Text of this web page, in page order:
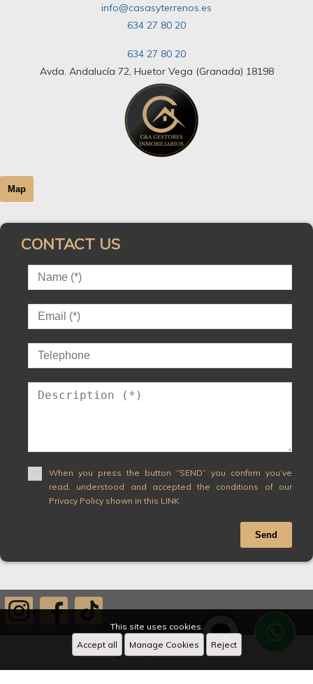
info@casasyterrenos.es
634 27 80 20
634 27 80 20
Avda. Andalucía 72, Huetor Vega (Granada) 18198
Map
CONTACT US
When you press the button “SEND” you confirm you’ve
read, understood and accepted the conditions of our
Privacy Policy shown in this LINK
Send
Designed byCRM Inmovilla
This site uses cookies.
Accept all
Manage Cookies Reject